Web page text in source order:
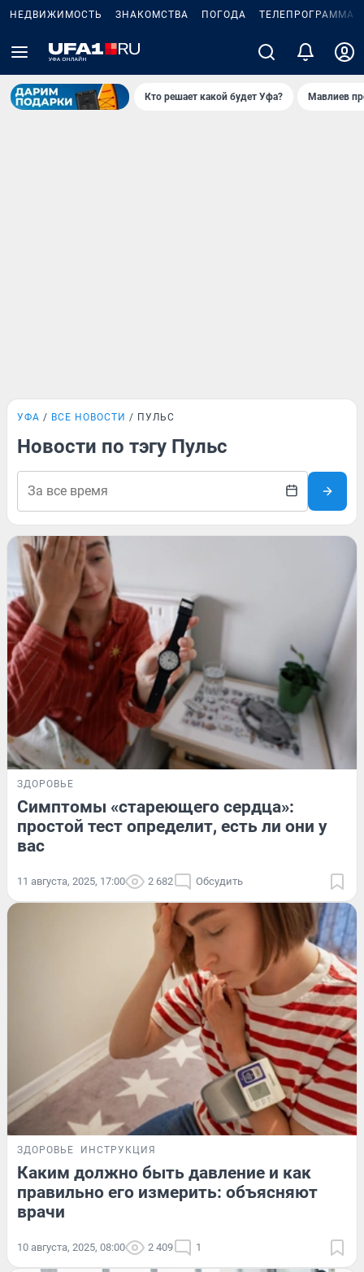
НЕДВИЖИМОСТЬ ЗНАКОМСТВА ПОГОДА ТЕЛЕПРОГРАММА
Кто решает какой будет Уфа? Мавлиев
УФА ВСЕ НОВОСТИ ПУЛЬС
Новости по тэгу Пульс
ЗДОРОВЬЕ
Симптомы «стареющего сердца»:
простой тест определит, есть ли они у
вас
11 августа, 2025, 17:00 2 682 Обсудить
ЗДОРОВЬЕ ИНСТРУКЦИЯ
Каким должно быть давление и как
правильно его измерить: объясняют
врачи
10 августа, 2025, 08:00 2 409 1